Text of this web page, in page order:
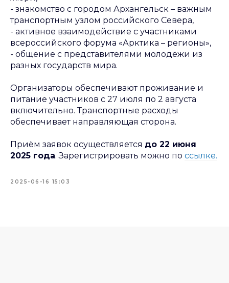
- знакомство с городом Архангельск – важным
транспортным узлом российского Севера,
- активное взаимодействие с участниками
всероссийского форума «Арктика – регионы»,
- общение с представителями молодёжи из
разных государств мира.
Организаторы обеспечивают проживание и
питание участников с 27 июля по 2 августа
включительно. Транспортные расходы
обеспечивает направляющая сторона.
Приём заявок осуществляется до 22 июня
2025 года. Зарегистрировать можно по ссылке.
2025-06-16 15:03